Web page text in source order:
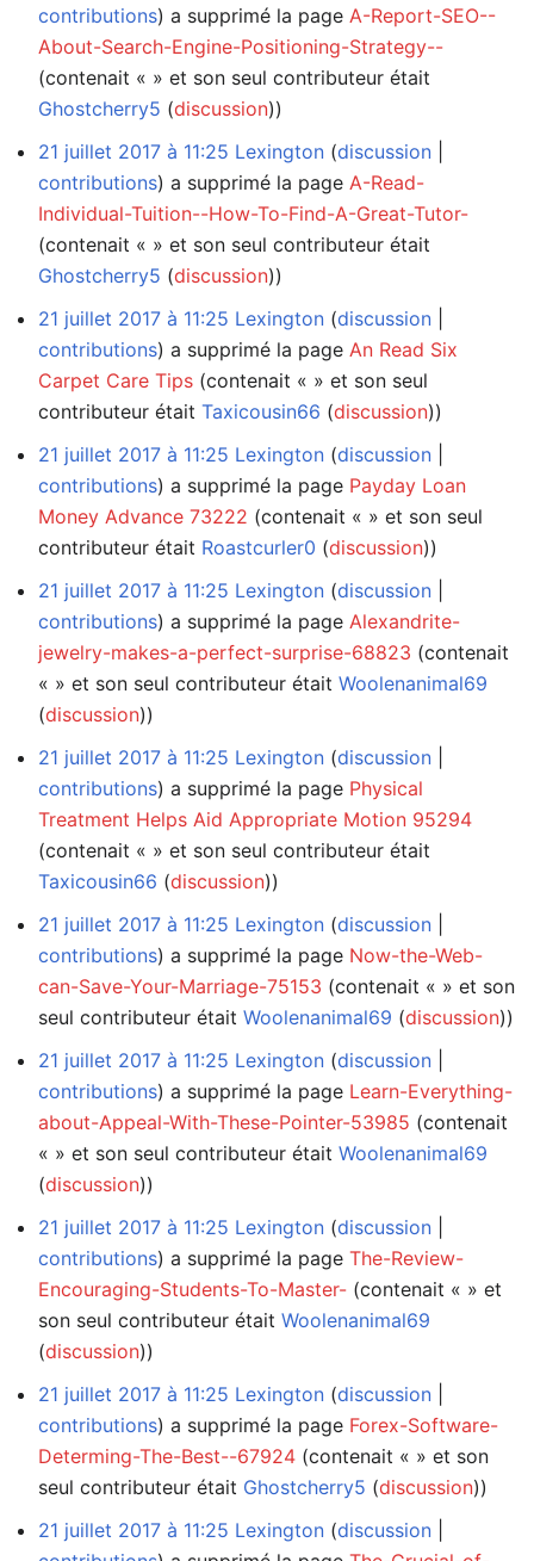
contributions a supprimé la page A-Report-SEO--
About-Search-Engine-Positioning-Strategy--
(contenait « » et son seul contributeur était
Ghostcherry5 (discussion))
21 juillet 2017 à 11:25 Lexington discussion
contributions a supprimé la page A-Read-
Individual-Tuition--How-To-Find-A-Great-Tutor-
(contenait « » et son seul contributeur était
Ghostcherry5 (discussion))
21 juillet 2017 à 11:25 Lexington discussion
contributions a supprimé la page An Read Six
Carpet Care Tips (contenait « » et son seul
contributeur était Taxicousin66 (discussion))
21 juillet 2017 à 11:25 Lexington discussion
contributions a supprimé la page Payday Loan
Money Advance 73222 (contenait « » et son seul
contributeur était Roastcurler0 (discussion))
21 juillet 2017 à 11:25 Lexington discussion
contributions a supprimé la page Alexandrite-
jewelry-makes-a-perfect-surprise-68823 (contenait
« » et son seul contributeur était Woolenanimal69
(discussion))
21 juillet 2017 à 11:25 Lexington discussion
contributions a supprimé la page Physical
Treatment Helps Aid Appropriate Motion 95294
(contenait « » et son seul contributeur était
Taxicousin66 (discussion))
21 juillet 2017 à 11:25 Lexington discussion
contributions a supprimé la page Now-the-Web-
can-Save-Your-Marriage-75153 (contenait « » et son
seul contributeur était Woolenanimal69 (discussion))
21 juillet 2017 à 11:25 Lexington discussion
contributions a supprimé la page Learn-Everything-
about-Appeal-With-These-Pointer-53985 (contenait
« » et son seul contributeur était Woolenanimal69
(discussion))
21 juillet 2017 à 11:25 Lexington discussion
contributions a supprimé la page The-Review-
Encouraging-Students-To-Master- (contenait « » et
son seul contributeur était Woolenanimal69
(discussion))
21 juillet 2017 à 11:25 Lexington discussion
contributions a supprimé la page Forex-Software-
Determing-The-Best--67924 (contenait « » et son
seul contributeur était Ghostcherry5 (discussion))
21 juillet 2017 à 11:25 Lexington discussion